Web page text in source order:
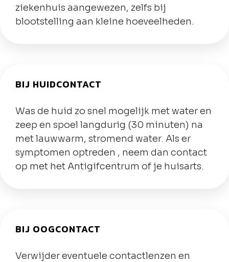
ziekenhuis aangewezen, zelfs bij
blootstelling aan kleine hoeveelheden.
BIJ HUIDCONTACT
Was de huid zo snel mogelijk met water en
zeep en spoel langdurig (30 minuten) na
met lauwwarm, stromend water. Als er
symptomen optreden , neem dan contact
op met het Antigifcentrum of je huisarts.
BIJ OOGCONTACT
Verwijder eventuele contactlenzen en